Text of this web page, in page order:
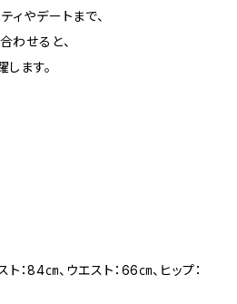
ィやデートまで、
わせると、
ます。
ト：84㎝、ウエスト：66㎝、ヒップ：